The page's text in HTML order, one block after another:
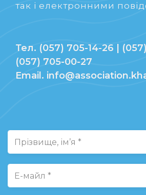
так і електронними
Тел. (057) 705-14-26 | (057)
(057) 705-00-27
Email.